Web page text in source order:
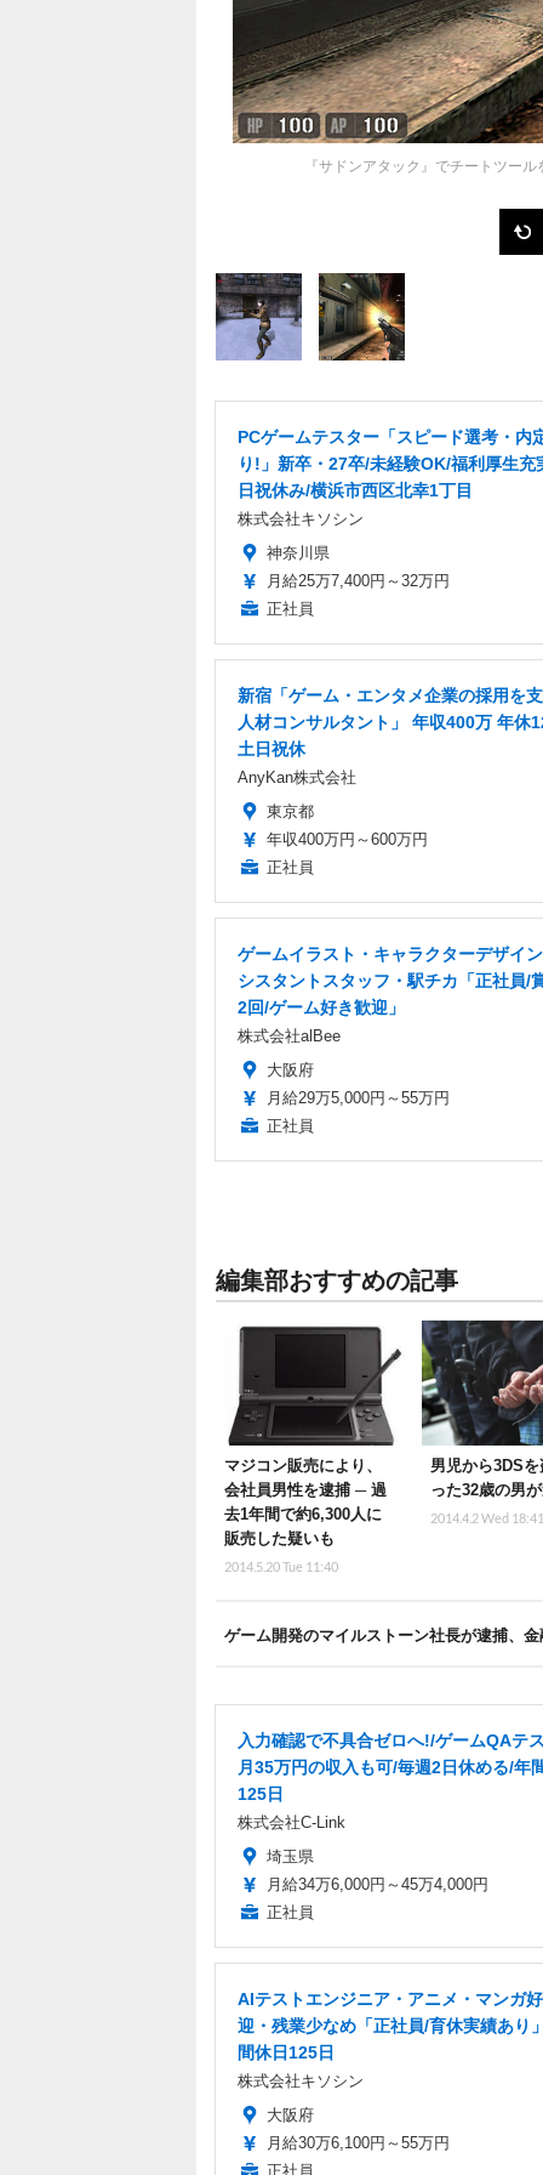
『サドンアタック』でチートツー
PCゲームテスター「スピード選考・内
り!」新卒・27卒/未経験OK/福利厚生充
日祝休み/横浜市西区北幸1丁目
株式会社キソシン
神奈川県
月給25万7,400円～32万円
正社員
新宿「ゲーム・エンタメ企業の採用を
人材コンサルタント」 年収400万 年休
土日祝休
AnyKan株式会社
東京都
年収400万円～600万円
正社員
ゲームイラスト・キャラクターデザイ
シスタントスタッフ・駅チカ「正社員/
2回/ゲーム好き歓迎」
株式会社alBee
大阪府
月給29万5,000円～55万円
正社員
編集部おすすめの記事
マジコン販売により、
会社員男性を逮捕 ─ 過
去1年間で約6,300人に
販売した疑いも
2014.5.20 Tue 11:40
男児から3DS
った32歳の男
2014.4.2 Wed
ゲーム開発のマイルストーン社長が逮捕、
入力確認で不具合ゼロへ!/ゲームQAテ
月35万円の収入も可/毎週2日休める/年
125日
株式会社C-Link
埼玉県
月給34万6,000円～45万4,000円
正社員
AIテストエンジニア・アニメ・マンガ
迎・残業少なめ「正社員/育休実績あり
間休日125日
株式会社キソシン
大阪府
月給30万6,100円～55万円
正社員